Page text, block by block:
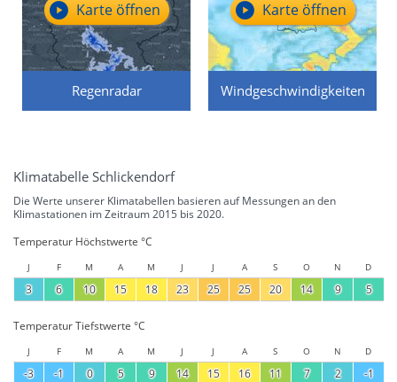
Regenradar
Karte öffnen
Windgeschwindigkeiten
Karte öffnen
Klimatabelle Schlickendorf
Die Werte unserer Klimatabellen basieren auf Messungen an den
Klimastationen im Zeitraum 2015 bis 2020.
Temperatur Höchstwerte °C
J F M A M J J A S O N D
3 6 10 15 18 23 25 25 20 14 9 5
Temperatur Tiefstwerte °C
J F M A M J J A S O N D
-3 -1 0 5 9 14 15 16 11 7 2 -1